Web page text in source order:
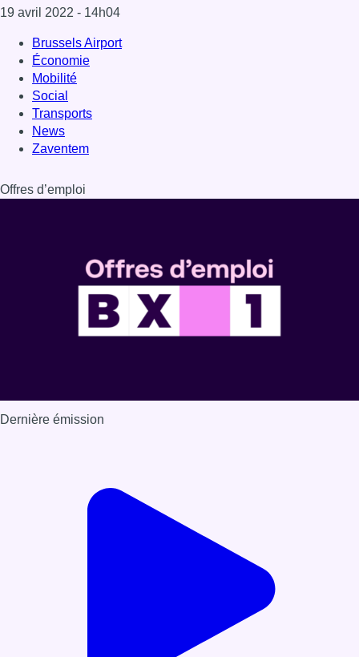
19 avril 2022 - 14h04
Brussels Airport
Économie
Mobilité
Social
Transports
News
Zaventem
Offres d’emploi
Dernière émission